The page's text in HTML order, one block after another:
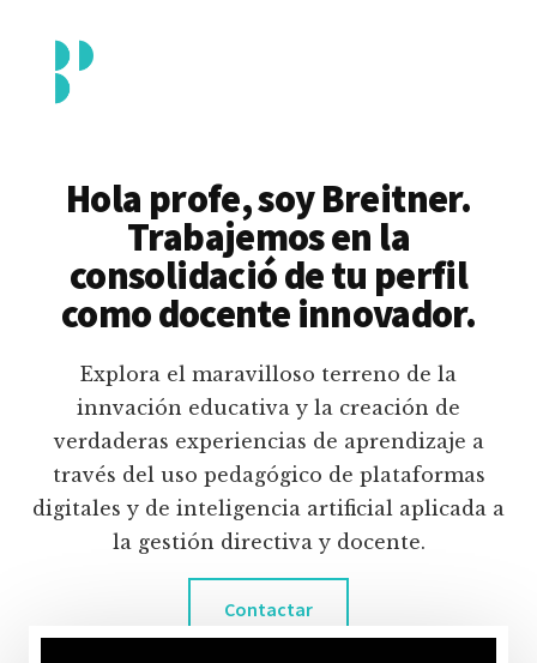
contenido
principal
menu
Piedrahita
docente
pedagógico
educativas
digitales
inteligencia
artificial.
Hola profe, soy Breitner.
Trabajemos en la
consolidació de tu perfil
como docente innovador.
Explora el maravilloso terreno de la
innvación educativa y la creación de
verdaderas experiencias de aprendizaje a
través del uso pedagógico de plataformas
digitales y de inteligencia artificial aplicada a
la gestión directiva y docente.
Contactar